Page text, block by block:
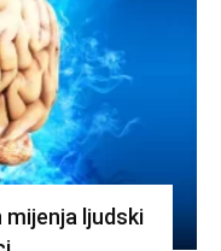
mijenja ljudski